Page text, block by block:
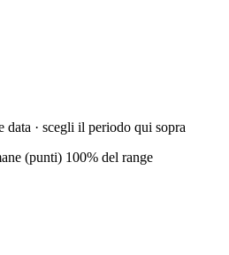
data · scegli il periodo qui sopra
(punti) 100% del range